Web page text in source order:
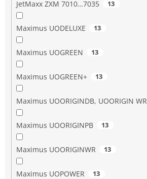
JetMaxx ZXM 7010…7035 13
Maximus UODELUXE 13
Maximus UOGREEN 13
Maximus UOGREEN+ 13
Maximus UOORIGINDB, UOORIGIN WR
Maximus UOORIGINPB 13
Maximus UOORIGINWR 13
Maximus UOPOWER 13